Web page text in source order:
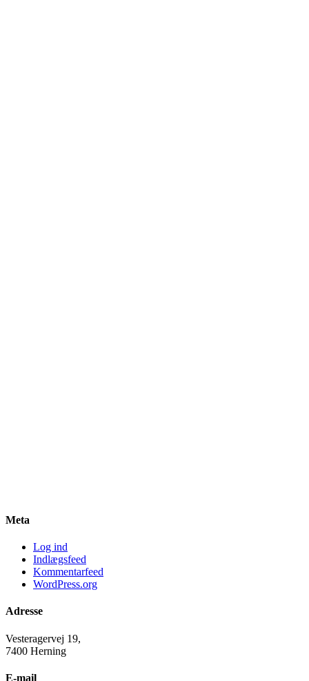
Meta
Log ind
Indlægsfeed
Kommentarfeed
WordPress.org
Adresse
Vesteragervej 19,
7400 Herning
E-mail